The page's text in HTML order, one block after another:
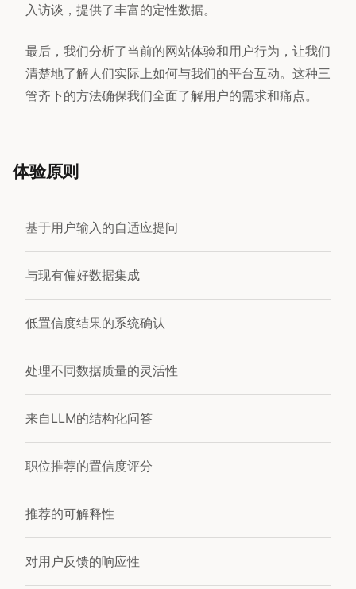
入访谈，提供了丰富的定性数据。
最后，我们分析了当前的网站体验和用户行为，让我们
清楚地了解人们实际上如何与我们的平台互动。这种三
管齐下的方法确保我们全面了解用户的需求和痛点。
体验原则
基于用户输入的自适应提问
与现有偏好数据集成
低置信度结果的系统确认
处理不同数据质量的灵活性
来自LLM的结构化问答
职位推荐的置信度评分
推荐的可解释性
对用户反馈的响应性